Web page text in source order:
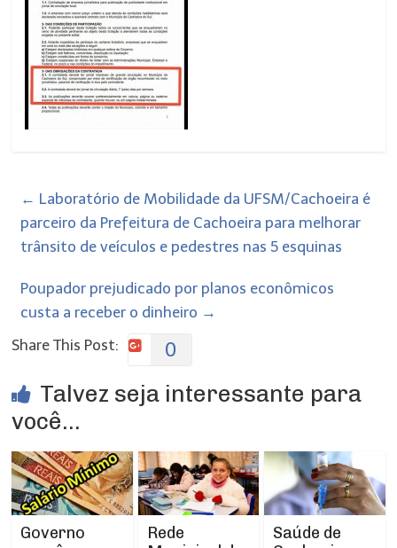
← Laboratório de Mobilidade da UFSM/Cachoeira é
parceiro da Prefeitura de Cachoeira para melhorar
trânsito de veículos e pedestres nas 5 esquinas
Poupador prejudicado por planos econômicos
custa a receber o dinheiro →
Share This Post:
0
Talvez seja interessante para
você...
Governo
Rede
Saúde de